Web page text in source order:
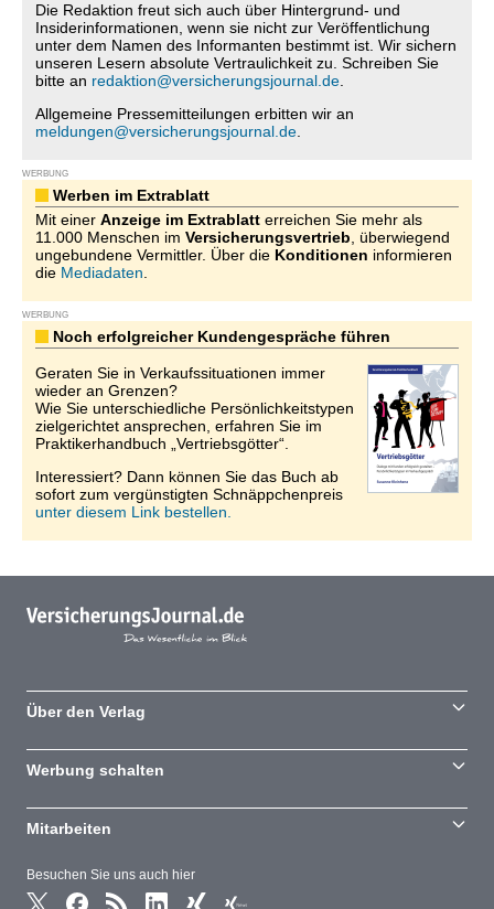
Die Redaktion freut sich auch über Hintergrund- und
Insiderinformationen, wenn sie nicht zur Veröffentlichung
unter dem Namen des Informanten bestimmt ist. Wir sichern
unseren Lesern absolute Vertraulichkeit zu. Schreiben Sie
bitte an redaktion@versicherungsjournal.de
Allgemeine Pressemitteilungen erbitten wir an
meldungen@versicherungsjournal.de
WERBUNG
Werben im Extrablatt
Mit einer Anzeige im Extrablatt erreichen Sie mehr als
11.000 Menschen im Versicherungsvertrieb , überwiegend
ungebundene Vermittler. Über die Konditionen informieren
die Mediadaten
WERBUNG
Noch erfolgreicher Kundengespräche führen
Geraten Sie in Verkaufssituationen immer
wieder an Grenzen?
Wie Sie unterschiedliche Persönlichkeitstypen
zielgerichtet ansprechen, erfahren Sie im
Praktikerhandbuch „Vertriebsgötter“.
Interessiert? Dann können Sie das Buch ab
sofort zum vergünstigten Schnäppchenpreis
unter diesem Link bestellen.
Besuchen Sie uns auch hier
Über den Verlag
Werbung schalten
Mitarbeiten